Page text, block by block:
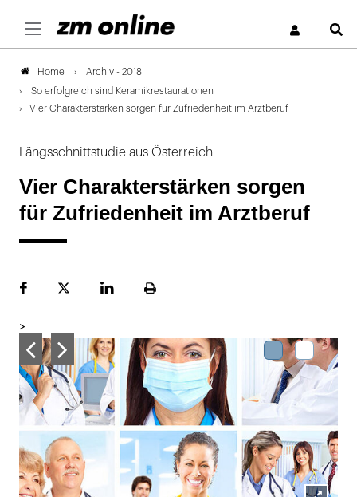
Home Archiv - 2018
So erfolgreich sind Keramikrestaurationen
Vier Charakterstärken sorgen für Zufriedenheit im Arztberuf
Längsschnittstudie aus Österreich
Vier Charakterstärken sorgen
für Zufriedenheit im Arztberuf
FacebookPlattformLinekdInSeite
>